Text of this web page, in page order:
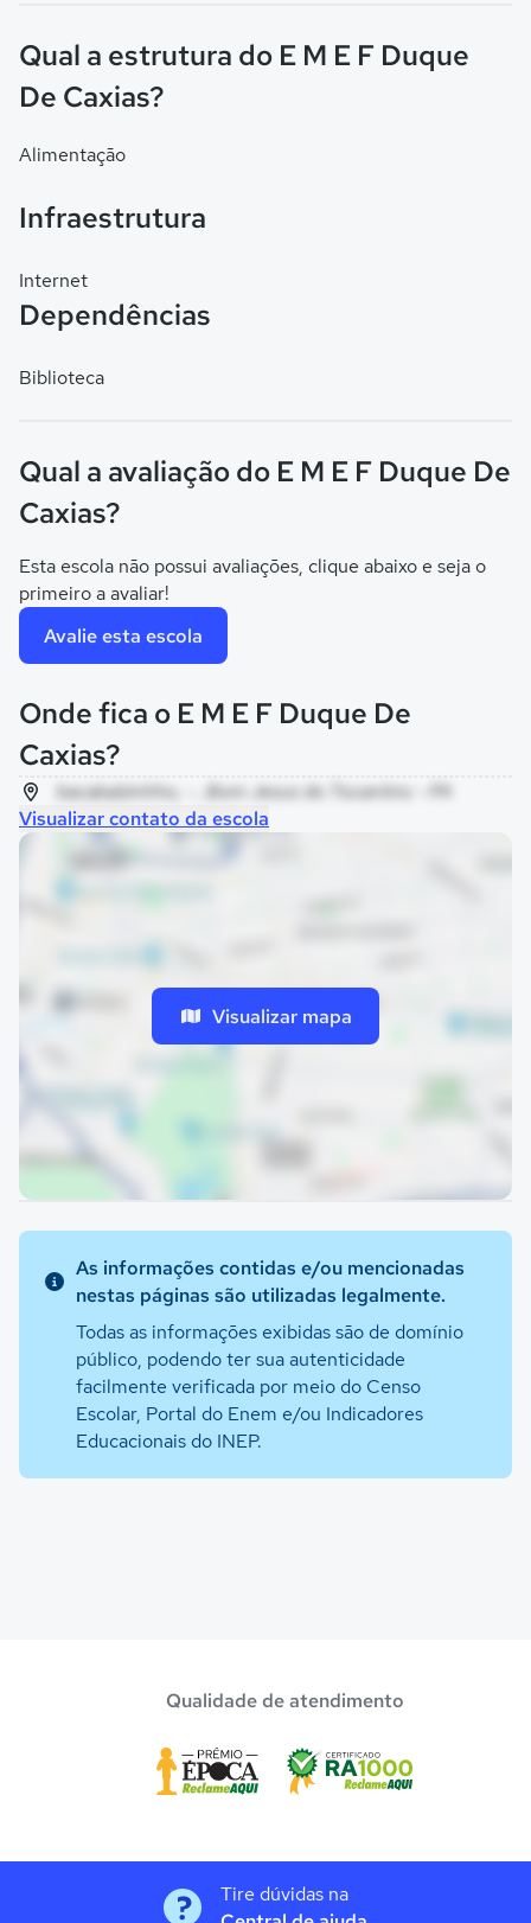
Qual a estrutura do E M E F Duque
De Caxias?
Alimentação
Infraestrutura
Internet
Dependências
Biblioteca
Qual a avaliação do E M E F Duque De
Caxias?
Esta escola não possui avaliações, clique abaixo e seja o
primeiro a avaliar!
Avalie esta escola
Onde fica o E M E F Duque De
Caxias?
bacabalzinhho, - , Bom Jesus do Tocantins - PA
Visualizar contato da escola
Visualizar mapa
As informações contidas e/ou mencionadas
nestas páginas são utilizadas legalmente.
Todas as informações exibidas são de domínio
público, podendo ter sua autenticidade
facilmente verificada por meio do Censo
Escolar, Portal do Enem e/ou Indicadores
Educacionais do INEP.
Qualidade de atendimento
Tire dúvidas na